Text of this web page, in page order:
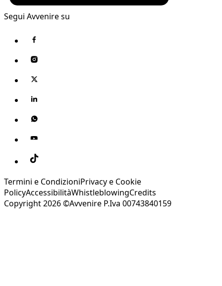
Segui Avvenire su
Termini e CondizioniPrivacy e Cookie
PolicyAccessibilitàWhistleblowingCredits
Copyright 2026 ©Avvenire P.Iva 00743840159